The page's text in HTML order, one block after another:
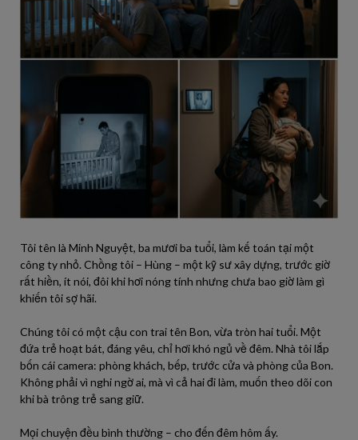
Tôi tên là Minh Nguyệt, ba mươi ba tuổi, làm kế toán tại một
công ty nhỏ. Chồng tôi – Hùng – một kỹ sư xây dựng, trước giờ
rất hiền, ít nói, đôi khi hơi nóng tính nhưng chưa bao giờ làm gì
khiến tôi sợ hãi.
Chúng tôi có một cậu con trai tên Bon, vừa tròn hai tuổi. Một
đứa trẻ hoạt bát, đáng yêu, chỉ hơi khó ngủ về đêm. Nhà tôi lắp
bốn cái camera: phòng khách, bếp, trước cửa và phòng của Bon.
Không phải vì nghi ngờ ai, mà vì cả hai đi làm, muốn theo dõi con
khi bà trông trẻ sang giữ.
Mọi chuyện đều bình thường – cho đến đêm hôm ấy.